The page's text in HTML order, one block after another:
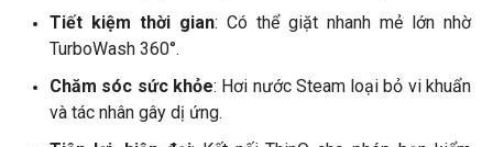
Tiết kiệm thời gian: Có thể giặt nhanh mẻ lớn nhờ
TurboWash 360°.
Chăm sóc sức khỏe: Hơi nước Steam loại bỏ vi khuẩn
và tác nhân gây dị ứng.